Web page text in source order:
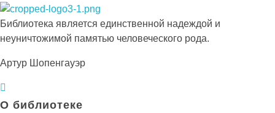
Библиотека КБГУ
Библиотека КБГУ
Библиотека является единственной надеждой и
неуничтожимой памятью человеческого рода.
Артур Шопенгауэр
О библиотеке